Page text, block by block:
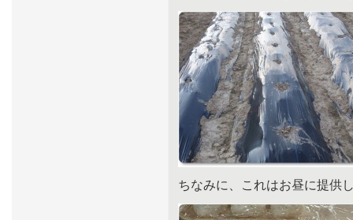
ちなみに、これはお昼に提供